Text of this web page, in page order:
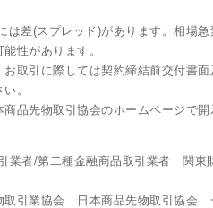
差(スプレッド)があります。相場
性があります。
取引に際しては契約締結前交付書
。
品先物取引協会のホームページで開
業者/第二種金融商品取引業者 関東
引業協会 日本商品先物取引協会